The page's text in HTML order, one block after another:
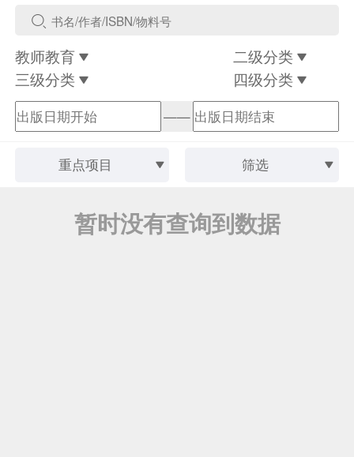
教师教育
二级分类
三级分类
四级分类
——
重点项目 筛选
暂时没有查询到数据